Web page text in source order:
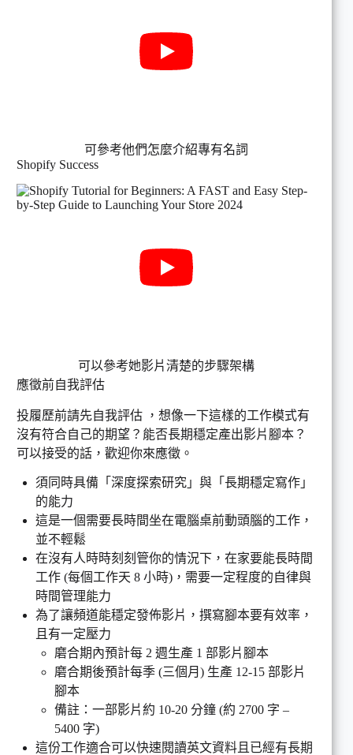
可參考他們怎麼介紹專有名詞
Shopify Success
可以參考她影片清楚的步驟架構
應徵前自我評估
投履歷前請先自我評估 ，想像一下這樣的工作模式有
沒有符合自己的期望？能否長期穩定產出影片腳本？
可以接受的話，歡迎你來應徵。
須同時具備「深度探索研究」與「長期穩定寫作」
的能力
這是一個需要長時間坐在電腦桌前動頭腦的工作，
並不輕鬆
在沒有人時時刻刻管你的情況下，在家要能長時間
工作 (每個工作天 8 小時)，需要一定程度的自律與
時間管理能力
為了讓頻道能穩定發佈影片，撰寫腳本要有效率，
且有一定壓力
磨合期內預計每 2 週生產 1 部影片腳本
磨合期後預計每季 (三個月) 生產 12-15 部影片
腳本
備註：一部影片約 10-20 分鐘 (約 2700 字 –
5400 字)
這份工作適合可以快速閱讀英文資料且已經有長期